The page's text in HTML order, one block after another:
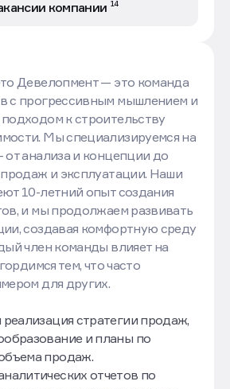
компании 14
Девелопмент — это команда
с прогрессивным мышлением и
к строительству
Мы специализируемся на
анализа и концепции до
и эксплуатации. Наши
10-летний опыт создания
и мы продолжаем развивать
создавая комфортную среду
член команды влияет на
тем, что часто
для других.
реализация стратегии продаж,
и планы по
продаж.
отчетов по